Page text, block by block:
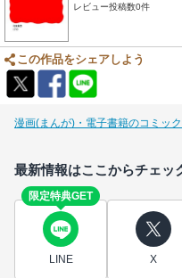
レビュー投稿数0件
この作品をシェアしよう
漫画(まんが)・電子書籍のコミッ
最新情報はここからチェッ
限定特典GET
LINE X